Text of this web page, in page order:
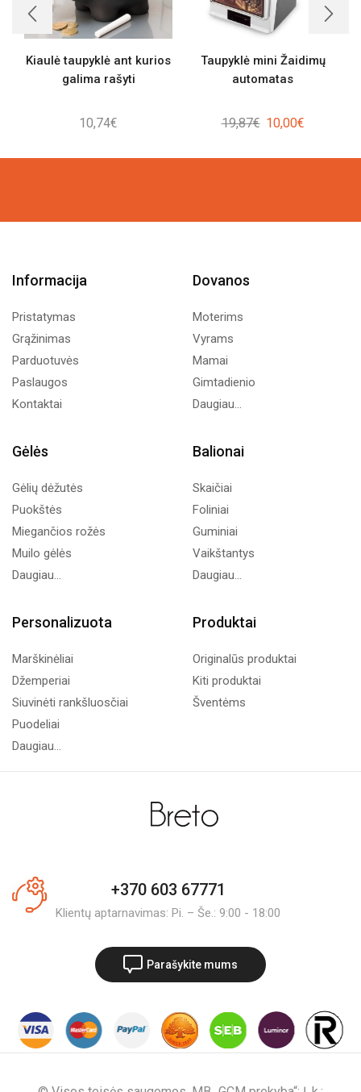
Kiaulė taupyklė ant kurios
galima rašyti
10,74€
Taupyklė mini Žaidimų
automatas
19,87€ Original
was:
10,00€Current
is:
Informacija
Pristatymas
Grąžinimas
Parduotuvės
Paslaugos
Kontaktai
Dovanos
Moterims
Vyrams
Mamai
Gimtadienio
Daugiau...
Gėlės
Gėlių dėžutės
Puokštės
Miegančios rožės
Muilo gėlės
Daugiau...
Balionai
Skaičiai
Foliniai
Guminiai
Vaikštantys
Daugiau...
Personalizuota
Marškinėliai
Džemperiai
Siuvinėti rankšluosčiai
Puodeliai
Daugiau...
Produktai
Originalūs produktai
Kiti produktai
Šventėms
+370 603 67771
Klientų aptarnavimas: Pi. – Še.: 9:00 - 18:00
Parašykite mums